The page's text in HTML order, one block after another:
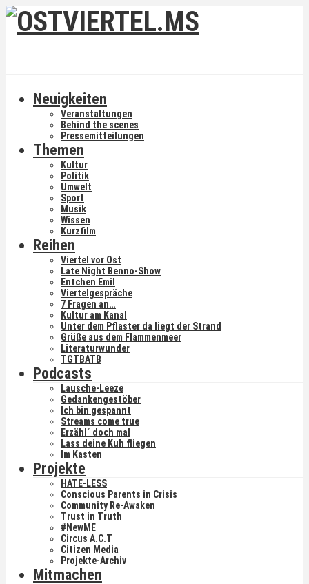
Neuigkeiten
Veranstaltungen
Behind the scenes
Pressemitteilungen
Themen
Kultur
Politik
Umwelt
Sport
Musik
Wissen
Kurzfilm
Reihen
Viertel vor Ost
Late Night Benno-Show
Entchen Emil
Viertelgespräche
7 Fragen an…
Kultur am Kanal
Unter dem Pflaster da liegt der Strand
Grüße aus dem Flammenmeer
Literaturwunder
TGTBATB
Podcasts
Lausche-Leeze
Gedankengestöber
Ich bin gespannt
Streams come true
Erzähl´ doch mal
Lass deine Kuh fliegen
Im Kasten
Projekte
HATE-LESS
Conscious Parents in Crisis
Community Re-Awaken
Trust in Truth
#NewME
Circus A.C.T
Citizen Media
Projekte-Archiv
Mitmachen